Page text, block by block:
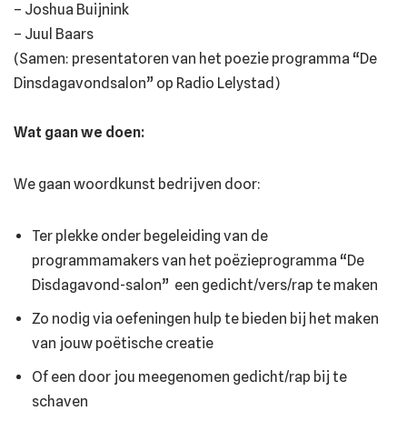
– Joshua Buijnink
– Juul Baars
(Samen: presentatoren van het poezie programma “De
Dinsdagavondsalon” op Radio Lelystad)
Wat gaan we doen:
We gaan woordkunst bedrijven door:
Ter plekke onder begeleiding van de
programmamakers van het poëzieprogramma “De
Disdagavond-salon” een gedicht/vers/rap te maken
Zo nodig via oefeningen hulp te bieden bij het maken
van jouw poëtische creatie
Of een door jou meegenomen gedicht/rap bij te
schaven